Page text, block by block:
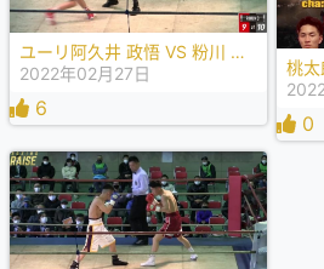
ユーリ阿久井 政悟 VS 粉川 拓也
2022年02月27日
6
桃
0